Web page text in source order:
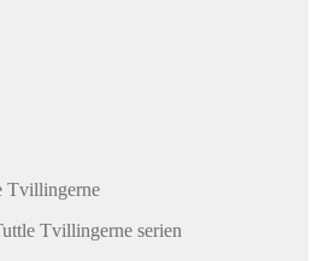
Tvillingerne
Tvillingerne serien